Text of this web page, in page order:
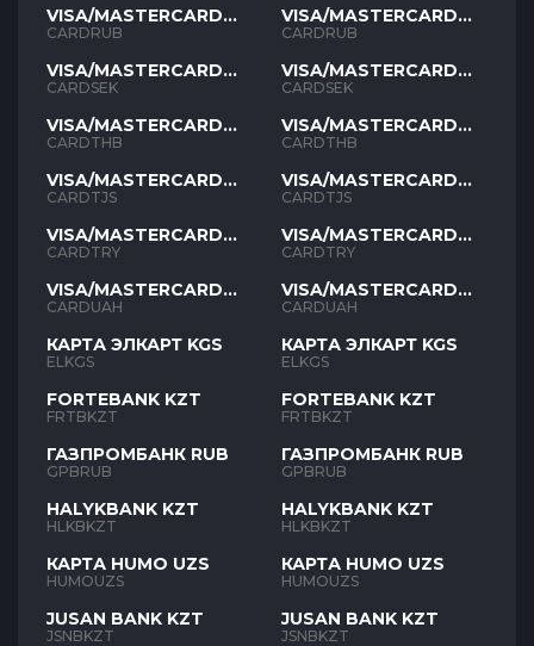
VISA/MASTERCARD
RUB
CARDRUB
VISA/MASTERCARD
SEK
CARDSEK
VISA/MASTERCARD
THB
CARDTHB
VISA/MASTERCARD
TJS
CARDTJS
VISA/MASTERCARD
TYR
CARDTRY
VISA/MASTERCARD
UAH
CARDUAH
КАРТА ЭЛКАРТ KGS
ELKGS
FORTEBANK KZT
FRTBKZT
ГАЗПРОМБАНК RUB
GPBRUB
HALYKBANK KZT
HLKBKZT
КАРТА HUMO UZS
HUMOUZS
JUSAN BANK KZT
JSNBKZT
VISA/MASTERCARD
RUB
CARDRUB
VISA/MASTERCARD
SEK
CARDSEK
VISA/MASTERCARD
THB
CARDTHB
VISA/MASTERCARD
TJS
CARDTJS
VISA/MASTERCARD
TYR
CARDTRY
VISA/MASTERCARD
UAH
CARDUAH
КАРТА ЭЛКАРТ KGS
ELKGS
FORTEBANK KZT
FRTBKZT
ГАЗПРОМБАНК RUB
GPBRUB
HALYKBANK KZT
HLKBKZT
КАРТА HUMO UZS
HUMOUZS
JUSAN BANK KZT
JSNBKZT